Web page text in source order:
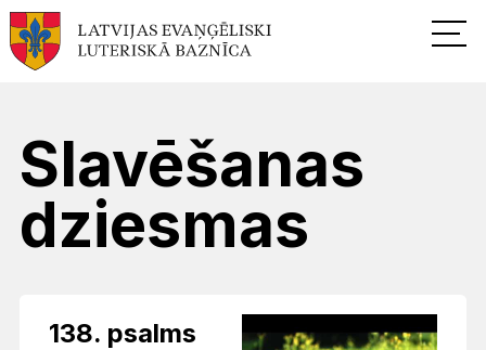
Slavēšanas
dziesmas
138. psalms